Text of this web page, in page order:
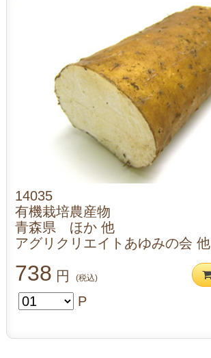
14035
有機栽培農産物
青森県 ほか 他
アグリクリエイトあゆみの会 他
738 円 (税込)
P